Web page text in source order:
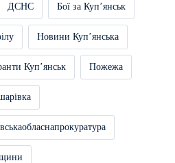
ДСНС Бої за Купʼянськ
Новини Купʼянська
Купʼянськ Пожежа